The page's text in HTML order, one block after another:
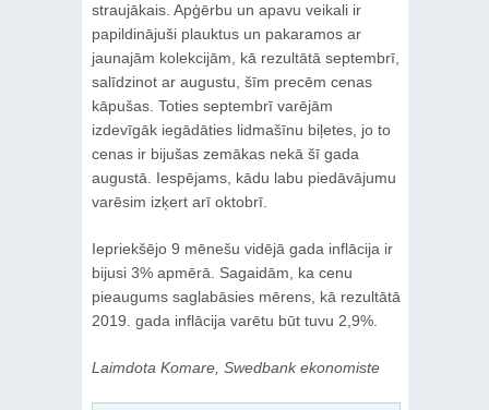
straujākais. Apģērbu un apavu veikali ir
papildinājuši plauktus un pakaramos ar
jaunajām kolekcijām, kā rezultātā septembrī,
salīdzinot ar augustu, šīm precēm cenas
kāpušas. Toties septembrī varējām
izdevīgāk iegādāties lidmašīnu biļetes, jo to
cenas ir bijušas zemākas nekā šī gada
augustā. Iespējams, kādu labu piedāvājumu
varēsim izķert arī oktobrī.
Iepriekšējo 9 mēnešu vidējā gada inflācija ir
bijusi 3% apmērā. Sagaidām, ka cenu
pieaugums saglabāsies mērens, kā rezultātā
2019. gada inflācija varētu būt tuvu 2,9%.
Laimdota Komare, Swedbank ekonomiste